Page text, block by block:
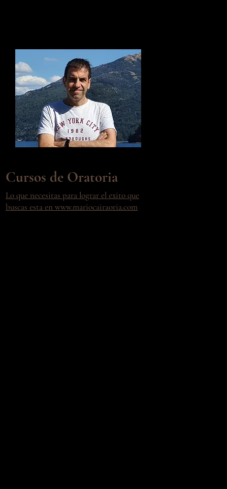
Cursos de Oratoria
Lo que necesitas para lograr el exito que
buscas esta en www.mariocairaoria.com